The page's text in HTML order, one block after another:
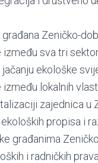
Zeničko-
sva tri
ekološke
lokalnih
zajednica u
propisa i
građanima
i radničkih